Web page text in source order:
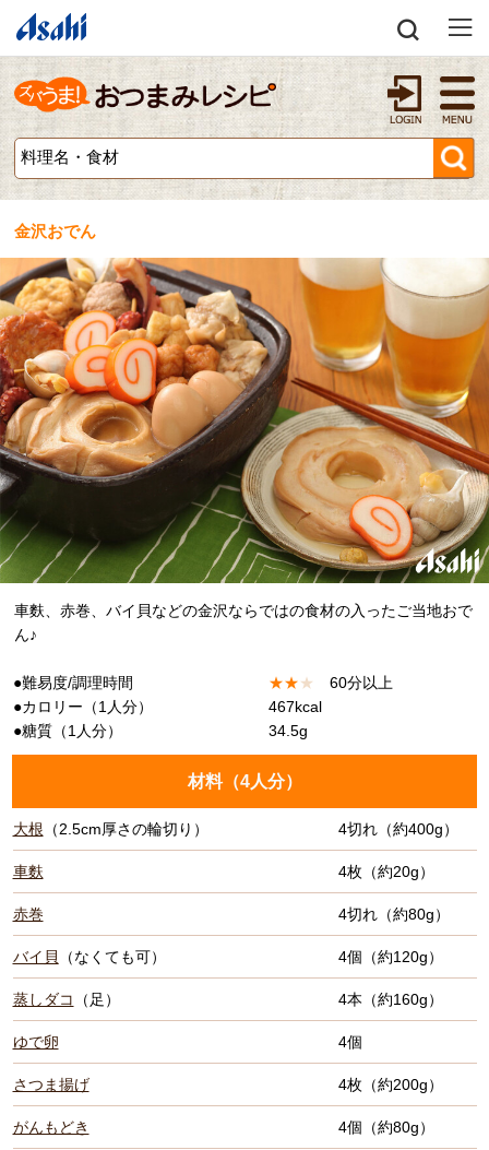
金沢おでん
車麩、赤巻、バイ貝などの金沢ならではの食材の入ったご当地おで
ん♪
●難易度/調理時間 ★★★
60分以上
●カロリー（1人分）
467kcal
●糖質（1人分）
34.5g
材料（4人分）
大根 （2.5cm厚さの輪切り） 4切れ（約400g）
車麩 4枚（約20g）
赤巻 4切れ（約80g）
バイ貝 （なくても可） 4個（約120g）
蒸しダコ （足） 4本（約160g）
ゆで卵 4個
さつま揚げ 4枚（約200g）
がんもどき 4個（約80g）